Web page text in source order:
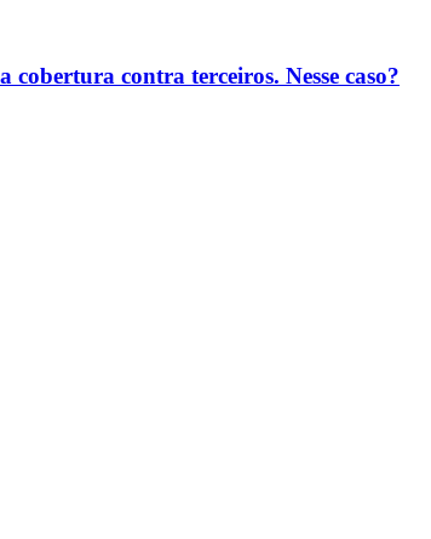
contra terceiros. Nesse caso?